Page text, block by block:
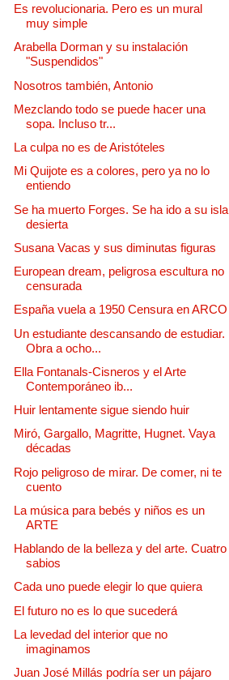
Es revolucionaria. Pero es un mural
muy simple
Arabella Dorman y su instalación
"Suspendidos"
Nosotros también, Antonio
Mezclando todo se puede hacer una
sopa. Incluso tr...
La culpa no es de Aristóteles
Mi Quijote es a colores, pero ya no lo
entiendo
Se ha muerto Forges. Se ha ido a su isla
desierta
Susana Vacas y sus diminutas figuras
European dream, peligrosa escultura no
censurada
España vuela a 1950 Censura en ARCO
Un estudiante descansando de estudiar.
Obra a ocho...
Ella Fontanals-Cisneros y el Arte
Contemporáneo ib...
Huir lentamente sigue siendo huir
Miró, Gargallo, Magritte, Hugnet. Vaya
décadas
Rojo peligroso de mirar. De comer, ni te
cuento
La música para bebés y niños es un
ARTE
Hablando de la belleza y del arte. Cuatro
sabios
Cada uno puede elegir lo que quiera
El futuro no es lo que sucederá
La levedad del interior que no
imaginamos
Juan José Millás podría ser un pájaro